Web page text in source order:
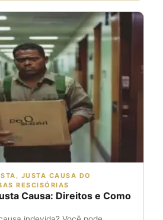
JUSTA CAUSA DO
RESCISÓRIAS
Causa: Direitos e Como